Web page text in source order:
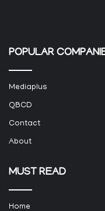
POPULAR
Mediaplus
QBCD
Contact
About
MUST READ
Home